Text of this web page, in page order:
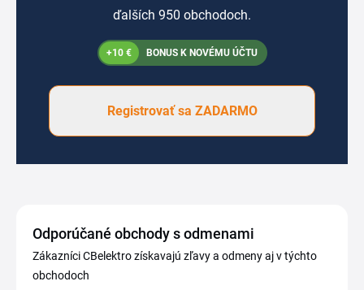
ďalších 950 obchodoch.
+10 € BONUS K NOVÉMU ÚČTU
Registrovať sa ZADARMO
Odporúčané obchody s odmenami
Zákazníci CBelektro získavajú zľavy a odmeny aj v týchto
obchodoch